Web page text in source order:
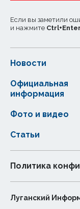
Если вы заметили
и нажмите Ctrl+Enter
Новости
Статьи
Официальная
информация
Фото и видео
Политика
Луганский